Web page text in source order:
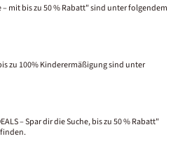
mit bis zu 50 % Rabatt" sind unter folgendem
zu 100% Kinderermäßigung sind unter
– Spar dir die Suche, bis zu 50 % Rabatt"